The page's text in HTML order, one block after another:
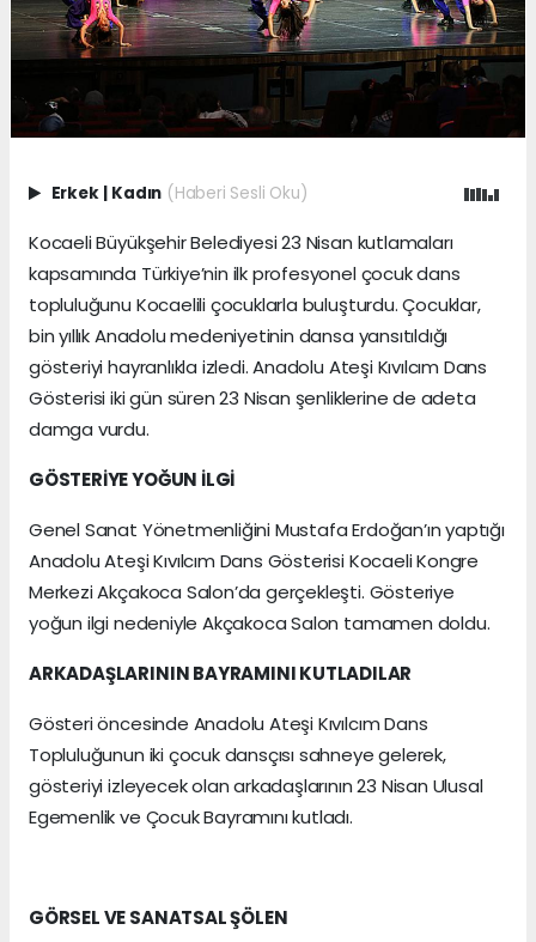
Erkek | Kadın (Haberi Sesli Oku)
Kocaeli Büyükşehir Belediyesi 23 Nisan kutlamaları
kapsamında Türkiye’nin ilk profesyonel çocuk dans
topluluğunu Kocaelili çocuklarla buluşturdu. Çocuklar,
bin yıllık Anadolu medeniyetinin dansa yansıtıldığı
gösteriyi hayranlıkla izledi. Anadolu Ateşi Kıvılcım Dans
Gösterisi iki gün süren 23 Nisan şenliklerine de adeta
damga vurdu.
GÖSTERİYE YOĞUN İLGİ
Genel Sanat Yönetmenliğini Mustafa Erdoğan’ın yaptığı
Anadolu Ateşi Kıvılcım Dans Gösterisi Kocaeli Kongre
Merkezi Akçakoca Salon’da gerçekleşti. Gösteriye
yoğun ilgi nedeniyle Akçakoca Salon tamamen doldu.
ARKADAŞLARININ BAYRAMINI KUTLADILAR
Gösteri öncesinde Anadolu Ateşi Kıvılcım Dans
Topluluğunun iki çocuk dansçısı sahneye gelerek,
gösteriyi izleyecek olan arkadaşlarının 23 Nisan Ulusal
Egemenlik ve Çocuk Bayramını kutladı.
GÖRSEL VE SANATSAL ŞÖLEN